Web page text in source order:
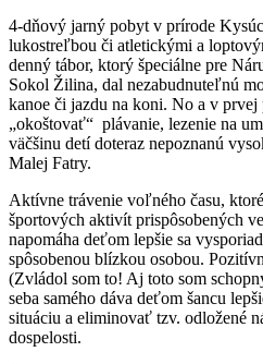
4-dňový jarný pobyt v prírode
lukostreľbou či atletickými a
denný tábor, ktorý špeciálne pre
Sokol Žilina, dal nezabudnuteľnú
kanoe či jazdu na koni. No a v prvej
„okoštovať“ plávanie, lezenie na
väčšinu detí doteraz nepoznanú
Malej Fatry.
Aktívne trávenie voľného času,
športových aktivít prispôsobených
napomáha deťom lepšie sa
spôsobenou blízkou osobou.
(Zvládol som to! Aj toto som
seba samého dáva deťom šancu
situáciu a eliminovať tzv. odložené
dospelosti.